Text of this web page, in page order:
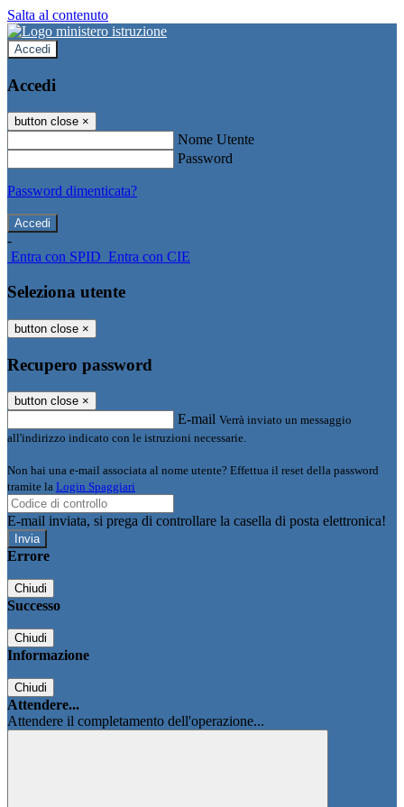
Salta al contenuto
Accedi
Accedi
button close ×
Nome Utente
Password
Password dimenticata?
-
Entra con SPID Entra con CIE
Seleziona utente
button close ×
Recupero password
button close ×
E-mail Verrà inviato un messaggio
all'indirizzo indicato con le istruzioni necessarie.
Non hai una e-mail associata al nome utente? Effettua il reset della password
tramite la Login Spaggiari
E-mail inviata, si prega di controllare la casella di posta elettronica!
Errore
Chiudi
Successo
Chiudi
Informazione
Chiudi
Attendere...
Attendere il completamento dell'operazione...